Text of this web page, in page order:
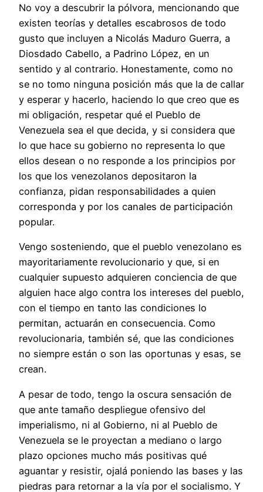
No voy a descubrir la pólvora, mencionando que
existen teorías y detalles escabrosos de todo
gusto que incluyen a Nicolás Maduro Guerra, a
Diosdado Cabello, a Padrino López, en un
sentido y al contrario. Honestamente, como no
se no tomo ninguna posición más que la de callar
y esperar y hacerlo, haciendo lo que creo que es
mi obligación, respetar qué el Pueblo de
Venezuela sea el que decida, y si considera que
lo que hace su gobierno no representa lo que
ellos desean o no responde a los principios por
los que los venezolanos depositaron la
confianza, pidan responsabilidades a quien
corresponda y por los canales de participación
popular.
Vengo sosteniendo, que el pueblo venezolano es
mayoritariamente revolucionario y que, si en
cualquier supuesto adquieren conciencia de que
alguien hace algo contra los intereses del pueblo,
con el tiempo en tanto las condiciones lo
permitan, actuarán en consecuencia. Como
revolucionaria, también sé, que las condiciones
no siempre están o son las oportunas y esas, se
crean.
A pesar de todo, tengo la oscura sensación de
que ante tamaño despliegue ofensivo del
imperialismo, ni al Gobierno, ni al Pueblo de
Venezuela se le proyectan a mediano o largo
plazo opciones mucho más positivas qué
aguantar y resistir, ojalá poniendo las bases y las
piedras para retornar a la vía por el socialismo. Y